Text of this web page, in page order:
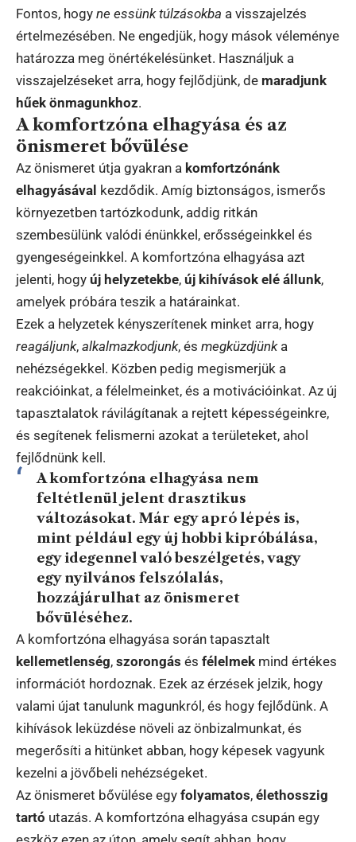
Fontos, hogy ne essünk túlzásokba a visszajelzés
értelmezésében. Ne engedjük, hogy mások véleménye
határozza meg önértékelésünket. Használjuk a
visszajelzéseket arra, hogy fejlődjünk, de maradjunk
hűek önmagunkhoz.
A komfortzóna elhagyása és az
önismeret bővülése
Az önismeret útja gyakran a komfortzónánk
elhagyásával kezdődik. Amíg biztonságos, ismerős
környezetben tartózkodunk, addig ritkán
szembesülünk valódi énünkkel, erősségeinkkel és
gyengeségeinkkel. A komfortzóna elhagyása azt
jelenti, hogy új helyzetekbe, új kihívások elé állunk,
amelyek próbára teszik a határainkat.
Ezek a helyzetek kényszerítenek minket arra, hogy
reagáljunk, alkalmazkodjunk, és megküzdjünka
nehézségekkel. Közben pedig megismerjük a
reakcióinkat, a félelmeinket, és a motivációinkat. Az új
tapasztalatok rávilágítanak a rejtett képességeinkre,
és segítenek felismerni azokat a területeket, ahol
fejlődnünk kell.
A komfortzóna elhagyása nem
feltétlenül jelent drasztikus
változásokat. Már egy apró lépés is,
mint például egy új hobbi kipróbálása,
egy idegennel való beszélgetés, vagy
egy nyilvános felszólalás,
hozzájárulhat az önismeret
bővüléséhez.
A komfortzóna elhagyása során tapasztalt
kellemetlenség, szorongás és félelmek mind értékes
információt hordoznak. Ezek az érzések jelzik, hogy
valami újat tanulunk magunkról, és hogy fejlődünk. A
kihívások leküzdése növeli az önbizalmunkat, és
megerősíti a hitünket abban, hogy képesek vagyunk
kezelni a jövőbeli nehézségeket.
Az önismeret bővülése egy folyamatos, élethosszig
tartó utazás. A komfortzóna elhagyása csupán egy